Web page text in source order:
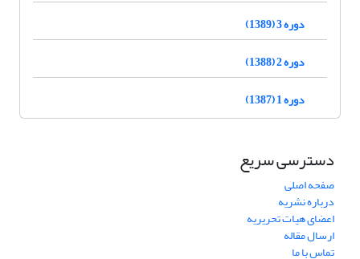
دوره 3 (1389)
دوره 2 (1388)
دوره 1 (1387)
دسترسی سریع
صفحه اصلی
درباره نشریه
اعضای هیات تحریریه
ارسال مقاله
تماس با ما